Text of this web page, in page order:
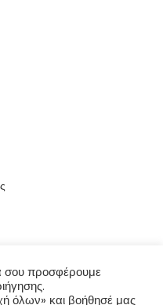
σου προσφέρουμε
όλων» και βοήθησέ μας